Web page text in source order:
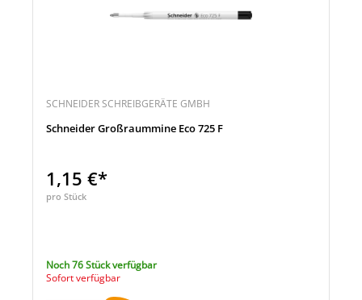
SCHNEIDER SCHREIBGERÄTE GMBH
Schneider Großraummine Eco 725 F
1,15 €*
pro Stück
Noch 76 Stück verfügbar
Sofort verfügbar